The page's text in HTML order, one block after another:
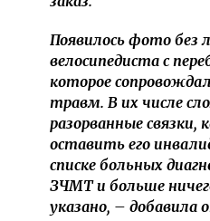
подписку о
Наложен запрет на
сообщила она.
Журналист не считает
версии, велосипедист
и сам врезался в ее
– Я на сто
заказ.